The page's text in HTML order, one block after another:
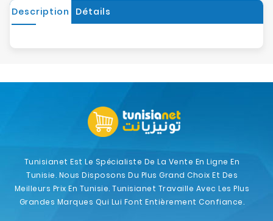
Description Détails
Tunisianet Est Le Spécialiste De La Vente En Ligne En
Tunisie. Nous Disposons Du Plus Grand Choix Et Des
Meilleurs Prix En Tunisie. Tunisianet Travaille Avec Les Plus
Grandes Marques Qui Lui Font Entièrement Confiance.